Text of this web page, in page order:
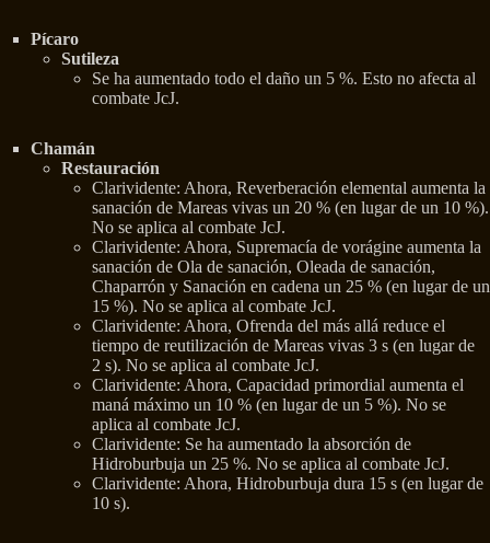
Pícaro
Sutileza
Se ha aumentado todo el daño un 5 %. Esto no afecta al
combate JcJ.
Chamán
Restauración
Clarividente: Ahora, Reverberación elemental aumenta la
sanación de Mareas vivas un 20 % (en lugar de un 10 %).
No se aplica al combate JcJ.
Clarividente: Ahora, Supremacía de vorágine aumenta la
sanación de Ola de sanación, Oleada de sanación,
Chaparrón y Sanación en cadena un 25 % (en lugar de un
15 %). No se aplica al combate JcJ.
Clarividente: Ahora, Ofrenda del más allá reduce el
tiempo de reutilización de Mareas vivas 3 s (en lugar de
2 s). No se aplica al combate JcJ.
Clarividente: Ahora, Capacidad primordial aumenta el
maná máximo un 10 % (en lugar de un 5 %). No se
aplica al combate JcJ.
Clarividente: Se ha aumentado la absorción de
Hidroburbuja un 25 %. No se aplica al combate JcJ.
Clarividente: Ahora, Hidroburbuja dura 15 s (en lugar de
10 s).